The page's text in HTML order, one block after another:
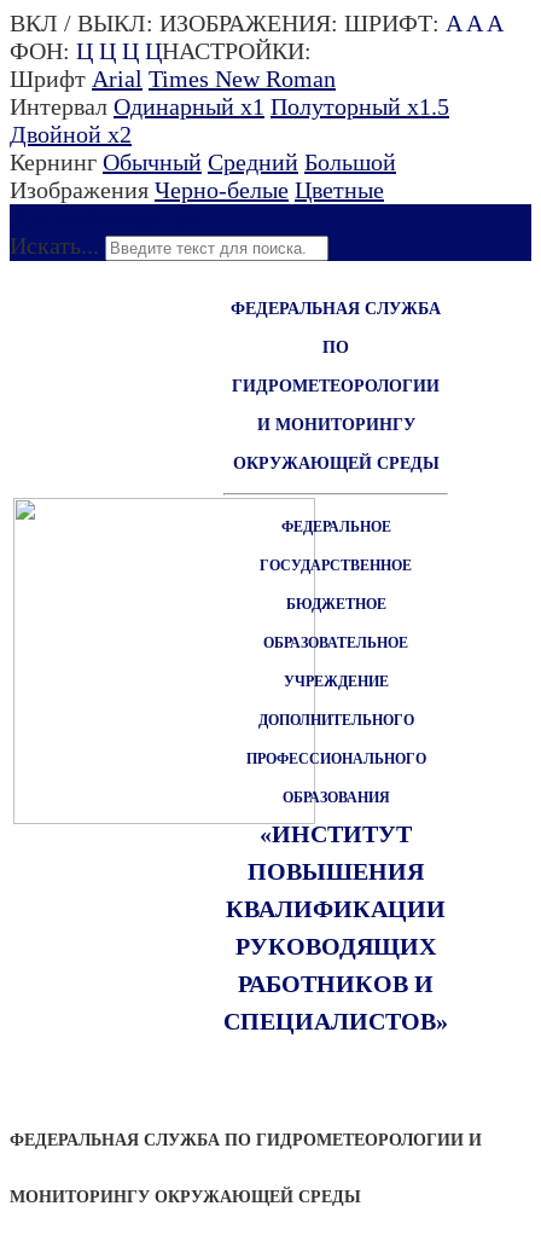
ВКЛ / ВЫКЛ: ИЗОБРАЖЕНИЯ: ШРИФТ: A A A
ФОН: Ц Ц Ц ЦНАСТРОЙКИ:
Шрифт Arial Times New Roman
Интервал Одинарный х1 Полуторный х1.5
Двойной х2
Кернинг Обычный Средний Большой
Изображения Черно-белые Цветные
Искать...
ФЕДЕРАЛЬНАЯ СЛУЖБА
ПО
ГИДРОМЕТЕОРОЛОГИИ
И МОНИТОРИНГУ
ОКРУЖАЮЩЕЙ СРЕДЫ
ФЕДЕРАЛЬНОЕ
ГОСУДАРСТВЕННОЕ
БЮДЖЕТНОЕ
ОБРАЗОВАТЕЛЬНОЕ
УЧРЕЖДЕНИЕ
ДОПОЛНИТЕЛЬНОГО
ПРОФЕССИОНАЛЬНОГО
ОБРАЗОВАНИЯ
«ИНСТИТУТ
ПОВЫШЕНИЯ
КВАЛИФИКАЦИИ
РУКОВОДЯЩИХ
РАБОТНИКОВ И
СПЕЦИАЛИСТОВ»
ФЕДЕРАЛЬНАЯ СЛУЖБА ПО ГИДРОМЕТЕОРОЛОГИИ И
МОНИТОРИНГУ ОКРУЖАЮЩЕЙ СРЕДЫ